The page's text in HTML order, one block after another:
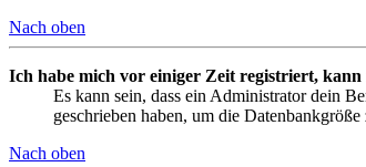
Nach oben
Ich habe mich vor einiger Zeit registriert,
Es kann sein, dass ein Administrator dein
geschrieben haben, um die
Nach oben